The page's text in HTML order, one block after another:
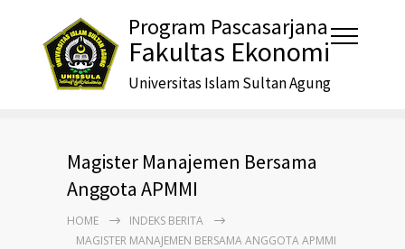
Program Pascasarjana
Fakultas Ekonomi
Universitas Islam Sultan Agung
Magister Manajemen Bersama
Anggota APMMI
HOME
INDEKS BERITA
MAGISTER MANAJEMEN BERSAMA ANGGOTA APMMI